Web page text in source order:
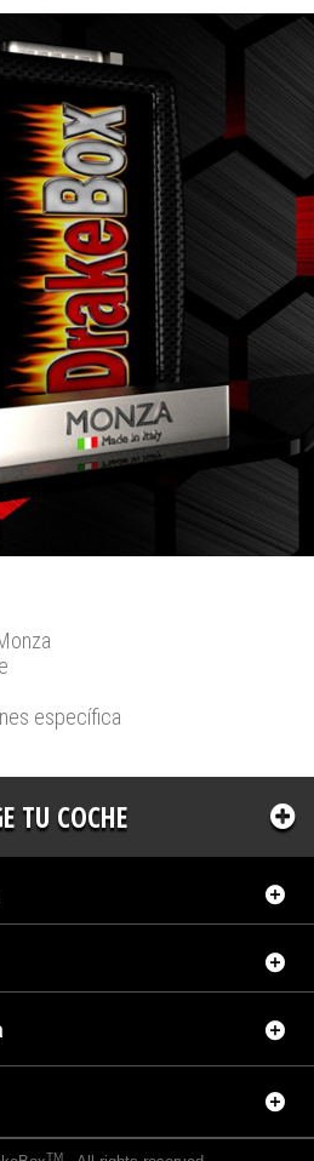
específica
TU COCHE
TM